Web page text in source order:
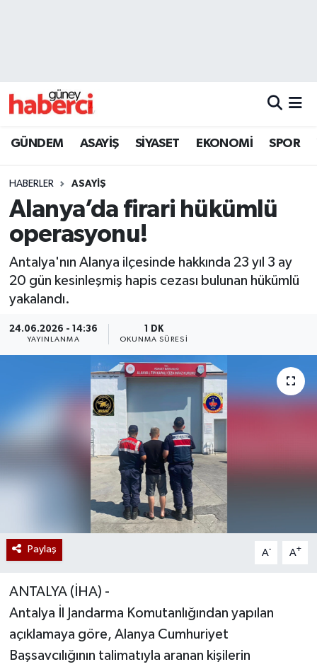
GÜNDEM ASAYİŞ SİYASET EKONOMİ SPOR
HABERLER ASAYİŞ
Alanya’da firari hükümlü
operasyonu!
Antalya'nın Alanya ilçesinde hakkında 23 yıl 3 ay
20 gün kesinleşmiş hapis cezası bulunan hükümlü
yakalandı.
24.06.2026 - 14:36
YAYINLANMA
1 DK
OKUNMA SÜRESI
Paylaş A- A+
ANTALYA (İHA) -
Antalya İl Jandarma Komutanlığından yapılan
açıklamaya göre, Alanya Cumhuriyet
Başsavcılığının talimatıyla aranan kişilerin
Beyoğlu Trafik Yoğunluk Haritası
Son Dakika Haberleri
Haber Arşivi